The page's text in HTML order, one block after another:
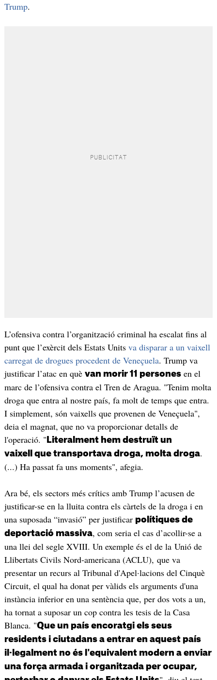
Trump.
L’ofensiva contra l’organització criminal ha escalat fins al
punt que l’exèrcit dels Estats Units va disparar a un vaixell
carregat de drogues procedent de Veneçuela. Trump va
justificar l’atac en què van morir 11 personesen el
marc de l’ofensiva contra el Tren de Aragua. "Tenim molta
droga que entra al nostre país, fa molt de temps que entra.
I simplement, són vaixells que provenen de Veneçuela",
deia el magnat, que no va proporcionar detalls de
l'operació. " Literalment hem destruït un
vaixell que transportava droga, molta droga.
(...) Ha passat fa uns moments", afegia.
Ara bé, els sectors més crítics amb Trump l’acusen de
justificar-se en la lluita contra els càrtels de la droga i en
una suposada “invasió” per justificar polítiques de
deportació massiva, com seria el cas d’acollir-se a
una llei del segle XVIII. Un exemple és el de la Unió de
Llibertats Civils Nord-americana (ACLU), que va
presentar un recurs al Tribunal d'Apel·lacions del Cinquè
Circuit, el qual ha donat per vàlids els arguments d'una
instància inferior en una sentència que, per dos vots a un,
ha tornat a suposar un cop contra les tesis de la Casa
Blanca. "Que un país encoratgi els seus
residents i ciutadans a entrar en aquest país
il·legalment no és l'equivalent modern a enviar
una força armada i organitzada per ocupar,